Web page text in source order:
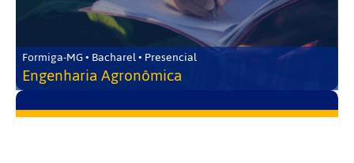
Formiga-MG • Bacharel • Presencial
Engenharia Agronômica